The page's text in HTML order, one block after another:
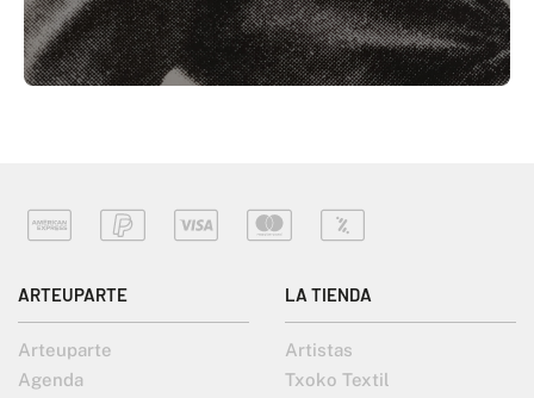
ARTEUPARTE
Arteuparte
Agenda
LA TIENDA
Artistas
Txoko Textil